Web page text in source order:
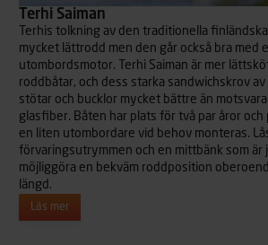
Terhi Saiman
Terhis tolkning av den traditionella
mycket lättrodd men den går också bra med
utombordsmotor. Terhi Saiman är mer
roddbåtar, och dess starka sandwichskrov av
stötar och bucklor mycket bättre än
glasfiber. Båten har plats för två par åror och
en liten utombordare vid behov monteras.
förvaringsutrymmen och en mittbänk som
möjliggöra en bekväm roddposition
längd.
Läs mer